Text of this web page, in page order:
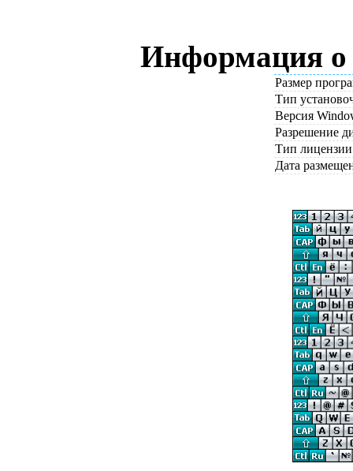
Информация о
Размер
Тип
Версия
Разрешение
Тип лицензии
Дата